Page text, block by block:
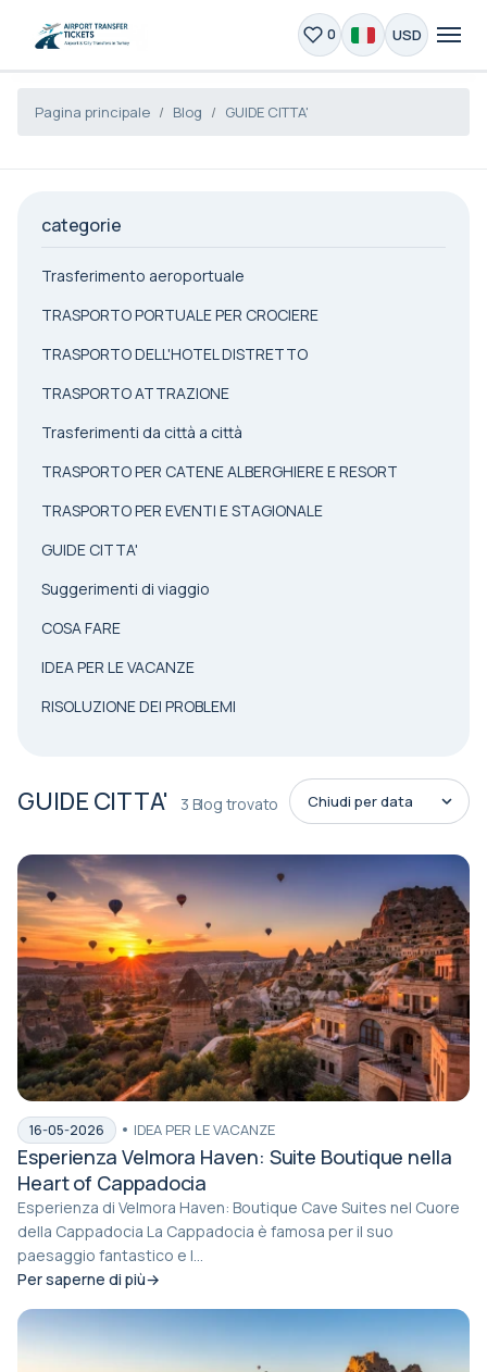
0 USD
Pagina principale Blog GUIDE CITTA'
categorie
Trasferimento aeroportuale
TRASPORTO PORTUALE PER CROCIERE
TRASPORTO DELL'HOTEL DISTRETTO
TRASPORTO ATTRAZIONE
Trasferimenti da città a città
TRASPORTO PER CATENE ALBERGHIERE E RESORT
TRASPORTO PER EVENTI E STAGIONALE
GUIDE CITTA'
Suggerimenti di viaggio
COSA FARE
IDEA PER LE VACANZE
RISOLUZIONE DEI PROBLEMI
GUIDE CITTA' 3 Blog trovato
16-05-2026 IDEA PER LE VACANZE
Esperienza Velmora Haven: Suite Boutique nella
Heart of Cappadocia
Esperienza di Velmora Haven: Boutique Cave Suites nel Cuore
della Cappadocia La Cappadocia è famosa per il suo
paesaggio fantastico e l...
Per saperne di più